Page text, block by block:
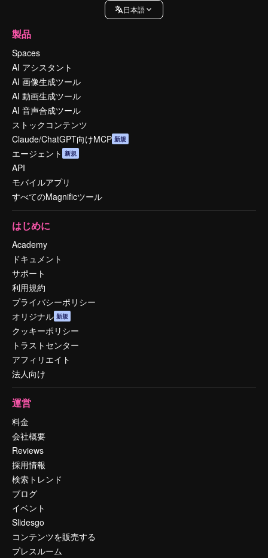
日本語
製品
Spaces
AI アシスタント
AI 画像生成ツール
AI 動画生成ツール
AI 音声合成ツール
ストックコンテンツ
Claude/ChatGPT向けMCP 新規
エージェント 新規
API
モバイルアプリ
すべてのMagnificツール
はじめに
Academy
ドキュメント
サポート
利用規約
プライバシーポリシー
オリジナル 新規
クッキーポリシー
トラストセンター
アフィリエイト
法人向け
運営
料金
会社概要
Reviews
採用情報
検索トレンド
ブログ
イベント
Slidesgo
コンテンツを販売する
プレスルーム